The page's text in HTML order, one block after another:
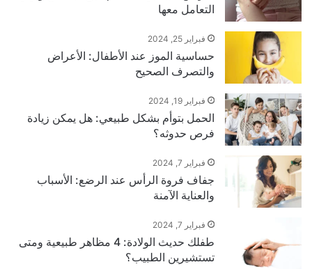
التعامل معها
فبراير 25, 2024
حساسية الموز عند الأطفال: الأعراض
والتصرف الصحيح
فبراير 19, 2024
الحمل بتوأم بشكل طبيعي: هل يمكن زيادة
فرص حدوثه؟
فبراير 7, 2024
جفاف فروة الرأس عند الرضع: الأسباب
والعناية الآمنة
فبراير 7, 2024
طفلك حديث الولادة: 4 مظاهر طبيعية ومتى
تستشيرين الطبيب؟